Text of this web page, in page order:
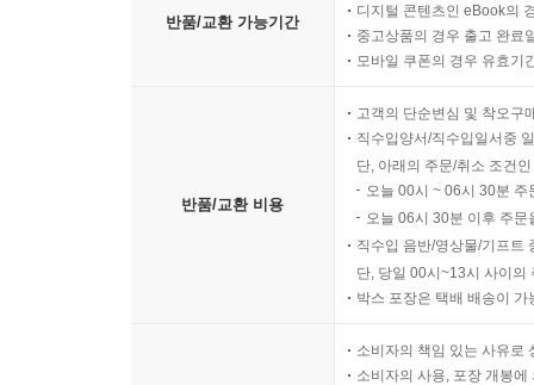
반품/교환 가능기간
디지털 콘텐츠인 eBook의
중고상품의 경우 출고 완료
모바일 쿠폰의 경우 유효기
반품/교환 비용
고객의 단순변심 및 착오구
직수입양서/직수입일서중
단, 아래의 주문/취소 조건
오늘 00시 ~ 06시 30분
오늘 06시 30분 이후 주
직수입 음반/영상물/기프트
단, 당일 00시~13시 사이의
박스 포장은 택배 배송이
소비자의 책임 있는 사유로
소비자의 사용, 포장 개봉